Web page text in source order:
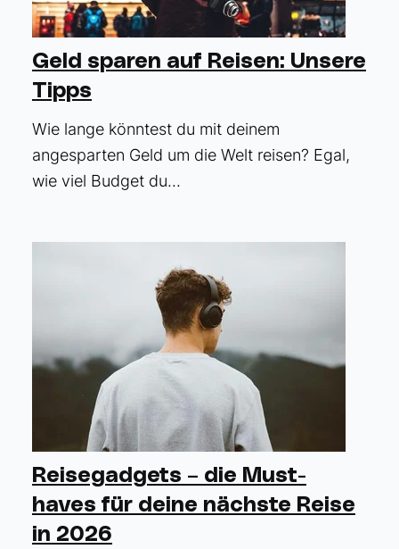
Geld sparen auf Reisen: Unsere
Tipps
Wie lange könntest du mit deinem
angesparten Geld um die Welt reisen? Egal,
wie viel Budget du...
Reisegadgets – die Must-
haves für deine nächste Reise
in 2026